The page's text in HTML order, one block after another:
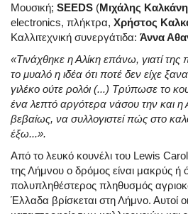
Μουσική; SEEDS (Μιχάλης
electronics, πλήκτρα, Χρήστος
Καλλιτεχνική συνεργάτιδα: Άννα
«Τινάχθηκε η Αλίκη επάνω, γιατί
το μυαλό η ιδέα ότι ποτέ δεν είχε
γιλέκο ούτε ρολόι (...) Τρύπωσε το
ένα λεπτό αργότερα νάσου την και η
βεβαίως, να συλλογιστεί πώς στο
έξω...».
Από το λευκό κουνέλι του Lewis
της Λήμνου ο δρόμος είναι μακρύς ή
πολυπληθέστερος πληθυσμός
Έλλαδα βρίσκεται στη Λήμνο. Αυτοί